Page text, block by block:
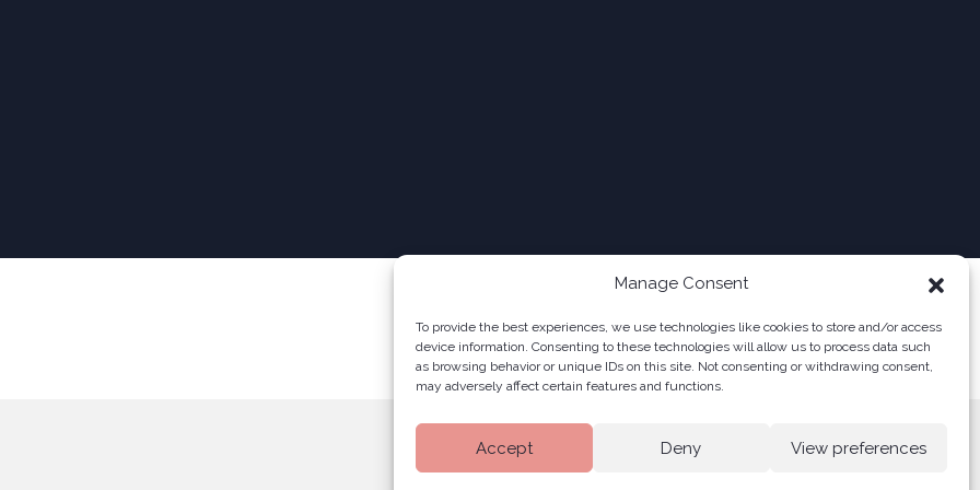
Manage Consent
To provide the best experiences, we use technologies like cookies to store and/or access
device information. Consenting to these technologies will allow us to process data such
as browsing behavior or unique IDs on this site. Not consenting or withdrawing consent,
may adversely affect certain features and functions.
Accept Deny View preferences